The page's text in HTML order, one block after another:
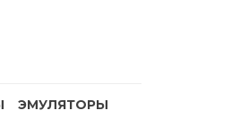
ЭМУЛЯТОРЫ